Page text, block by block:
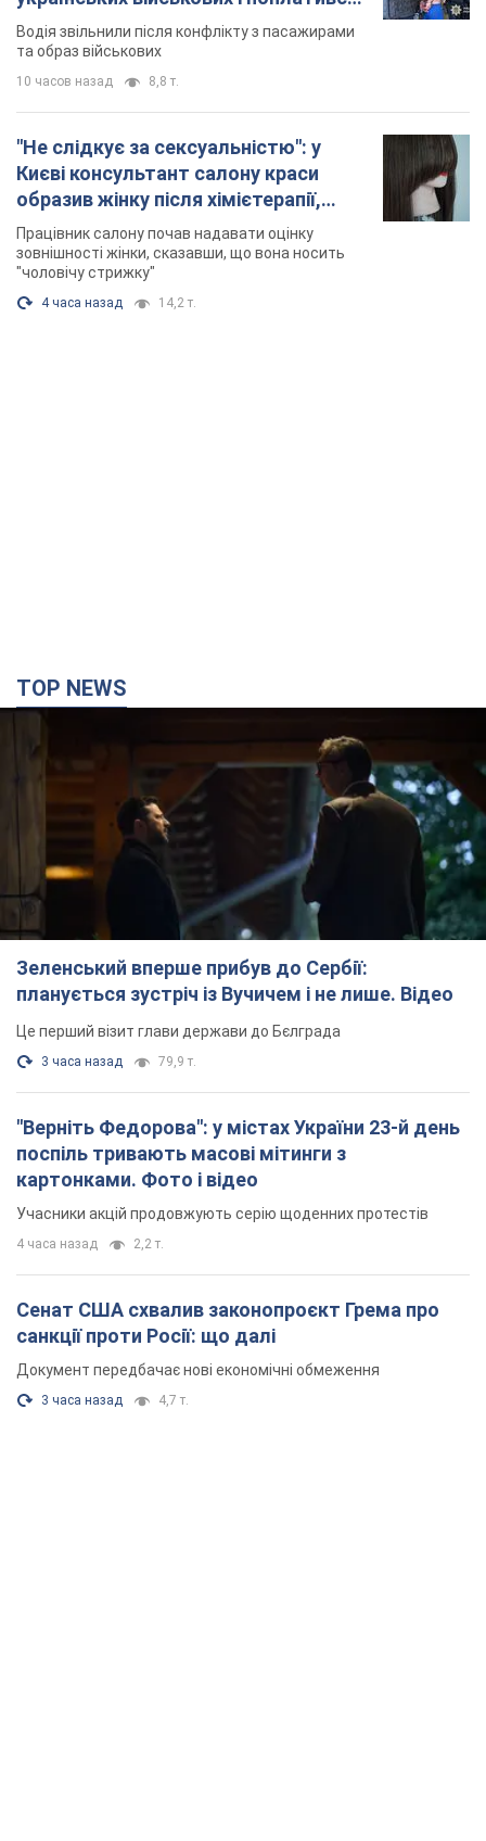
Відео
Водія звільнили після конфлікту з пасажирами
та образ військових
10 часов назад 8,8 т.
"Не слідкує за сексуальністю": у
Києві консультант салону краси
образив жінку після хімієтерапії,
розгорівся скандал. Фото
Працівник салону почав надавати оцінку
зовнішності жінки, сказавши, що вона носить
"чоловічу стрижку"
4 часа назад 14,2 т.
TOP NEWS
Зеленський вперше прибув до Сербії:
планується зустріч із Вучичем і не лише. Відео
Це перший візит глави держави до Бєлграда
3 часа назад 79,9 т.
"Верніть Федорова": у містах України 23-й день
поспіль тривають масові мітинги з
картонками. Фото і відео
Учасники акцій продовжують серію щоденних протестів
4 часа назад 2,2 т.
Сенат США схвалив законопроєкт Грема про
санкції проти Росії: що далі
Документ передбачає нові економічні обмеження
3 часа назад 4,7 т.